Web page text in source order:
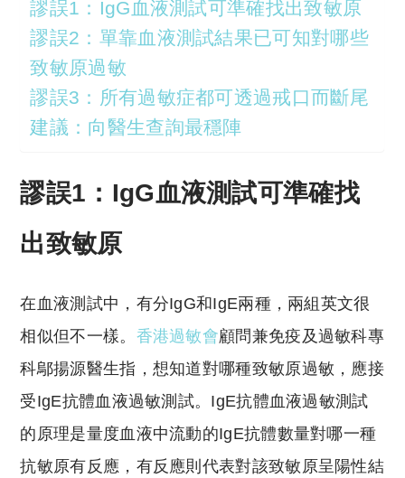
謬誤1：IgG血液測試可準確找出致敏原
謬誤2：單靠血液測試結果已可知對哪些
致敏原過敏
謬誤3：所有過敏症都可透過戒口而斷尾
建議：向醫生查詢最穩陣
謬誤1：IgG血液測試可準確找
出致敏原
在血液測試中，有分IgG和IgE兩種，兩組英文很
相似但不一樣。 香港過敏會顧問兼免疫及過敏科專
科鄔揚源醫生指，想知道對哪種致敏原過敏，應接
受IgE抗體血液過敏測試。IgE抗體血液過敏測試
的原理是量度血液中流動的IgE抗體數量對哪一種
抗敏原有反應，有反應則代表對該致敏原呈陽性結